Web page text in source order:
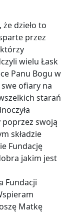
dzieło to
przez
wielu Łask
Panu Bogu w
ofiary na
starań
swoją
składzie
Fundację
jakim jest
Fundacji
Matkę